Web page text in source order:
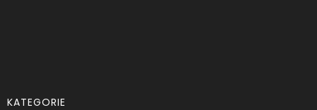
KATEGORIE